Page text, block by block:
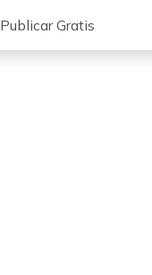
Publicar Gratis